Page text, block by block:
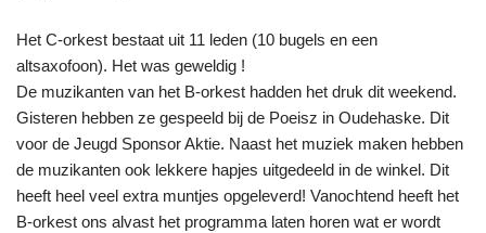
Het C-orkest bestaat uit 11 leden (10 bugels en een
altsaxofoon). Het was geweldig !
De muzikanten van het B-orkest hadden het druk dit weekend.
Gisteren hebben ze gespeeld bij de Poeisz in Oudehaske. Dit
voor de Jeugd Sponsor Aktie. Naast het muziek maken hebben
de muzikanten ook lekkere hapjes uitgedeeld in de winkel. Dit
heeft heel veel extra muntjes opgeleverd! Vanochtend heeft het
B-orkest ons alvast het programma laten horen wat er wordt